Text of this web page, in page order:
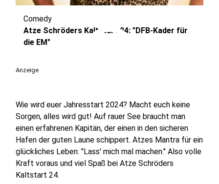
play_circle
Comedy
Atze Schröders Kaltstart 24: "DFB-Kader für
die EM"
Anzeige
Wie wird euer Jahresstart 2024? Macht euch keine
Sorgen, alles wird gut! Auf rauer See braucht man
einen erfahrenen Kapitän, der einen in den sicheren
Hafen der guten Laune schippert. Atzes Mantra für ein
glückliches Leben: "Lass' mich mal machen." Also volle
Kraft voraus und viel Spaß bei Atze Schröders
Kaltstart 24.